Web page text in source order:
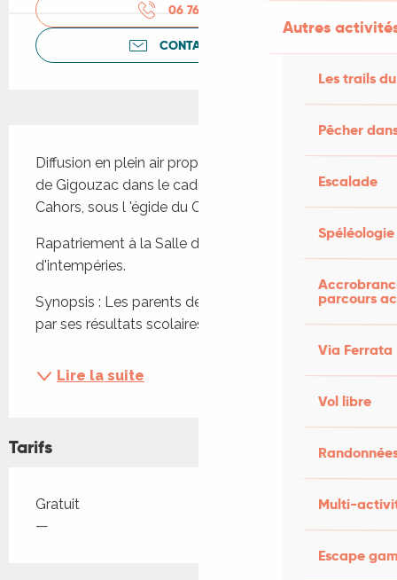
Autres
Les trails
Pêcher
Escalade
Spéléologie
parcours
Via Ferrata
Vol libre
Multi-
Escape
06 76 88 05
CONTACTEZ-NOUS
Diffusion en plein air proposée par le Foyer Rural
de Gigouzac dans le cadre de "Bol d'air" du Grand
Cahors, sous l 'égide du Conseil Général du Lot.
Rapatriement à la Salle des fêtes en cas
d'intempéries.
Synopsis : Les parents de Tian, 12 ans, sont déçus
par ses résultats scolaires. Pour qu'il...
Lire la suite
Tarifs
Tarifs 2026
Gratuit
—